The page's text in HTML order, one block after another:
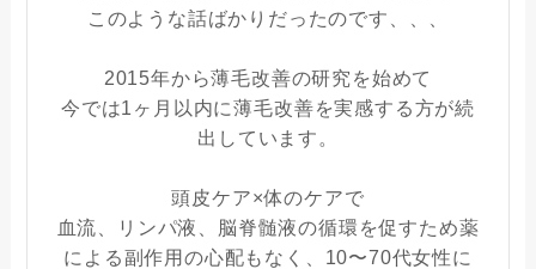
このような話ばかりだったのです、、、
2015年から薄毛改善の研究を始めて
今では1ヶ月以内に薄毛改善を実感する方が続
出しています。
頭皮ケア×体のケアで
血流、リンパ液、脳脊髄液の循環を促すため薬
による副作用の心配もなく、10〜70代女性に